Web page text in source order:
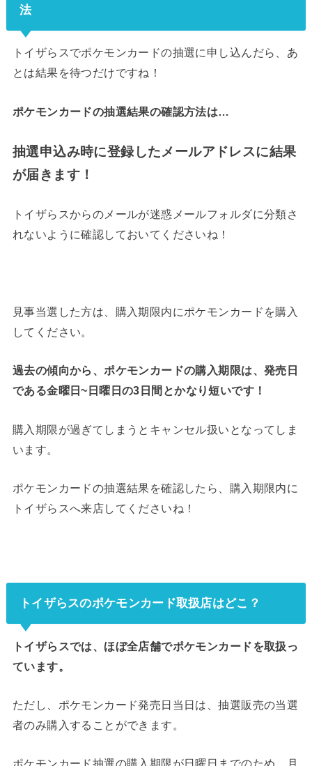
法
トイザらスでポケモンカードの抽選に申し込んだら、あ
とは結果を待つだけですね！
ポケモンカードの抽選結果の確認方法は…
抽選申込み時に登録したメールアドレスに結果
が届きます！
トイザらスからのメールが迷惑メールフォルダに分類さ
れないように確認しておいてくださいね！
見事当選した方は、購入期限内にポケモンカードを購入
してください。
過去の傾向から、ポケモンカードの購入期限は、発売日
である金曜日~日曜日の3日間 とかなり短いです！
購入期限が過ぎてしまうとキャンセル扱いとなってしま
います。
ポケモンカードの抽選結果を確認したら、購入期限内に
トイザらスへ来店してくださいね！
トイザらスのポケモンカード取扱店はどこ？
トイザらスでは、ほぼ全店舗でポケモンカードを取扱っ
ています。
ただし、ポケモンカード発売日当日は、抽選販売の当選
者のみ購入することができます。